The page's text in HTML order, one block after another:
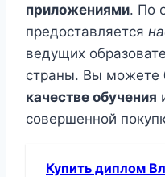
приложениями. По
предоставляется
ведущих
страны. Вы можете
качестве обучения
совершенной
Купить диплом